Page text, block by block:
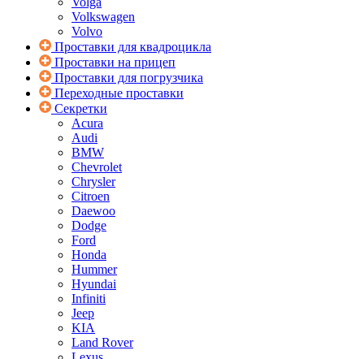
Volkswagen
Volvo
Проставки для квадроцикла
Проставки на прицеп
Проставки для погрузчика
Переходные проставки
Секретки
Acura
Audi
BMW
Chevrolet
Chrysler
Citroen
Daewoo
Dodge
Ford
Honda
Hummer
Hyundai
Infiniti
Jeep
KIA
Land Rover